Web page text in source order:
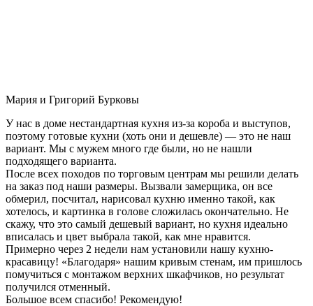
Мария и Григорий Бурковы
У нас в доме нестандартная кухня из-за короба и выступов,
поэтому готовые кухни (хоть они и дешевле) — это не наш
вариант. Мы с мужем много где были, но не нашли
подходящего варианта.
После всех походов по торговым центрам мы решили делать
на заказ под наши размеры. Вызвали замерщика, он все
обмерил, посчитал, нарисовал кухню именно такой, как
хотелось, и картинка в голове сложилась окончательно. Не
скажу, что это самый дешевый вариант, но кухня идеально
вписалась и цвет выбрала такой, как мне нравится.
Примерно через 2 недели нам установили нашу кухню-
красавицу! «Благодаря» нашим кривым стенам, им пришлось
помучиться с монтажом верхних шкафчиков, но результат
получился отменный.
Большое всем спасибо! Рекомендую!